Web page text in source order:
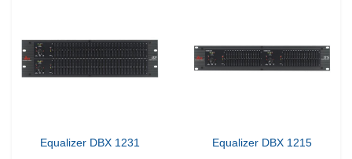
Equalizer DBX 1231 Equalizer DBX 1215